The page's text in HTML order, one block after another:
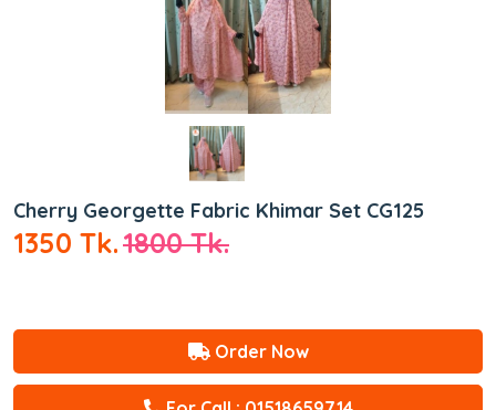
Cherry Georgette Fabric Khimar Set CG125
1350 Tk.1800 Tk.
Order Now